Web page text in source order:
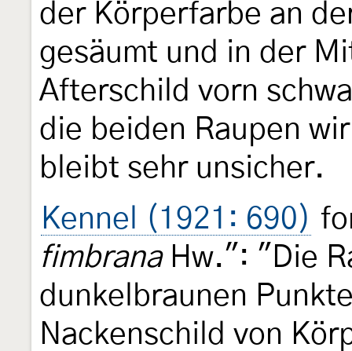
der Körperfarbe an
gesäumt und in der
Afterschild vorn
die beiden Raupen
bleibt sehr unsicher.
Kennel (1921: 690)
fimbranaHw.": "Die
dunkelbraunen
Nackenschild von